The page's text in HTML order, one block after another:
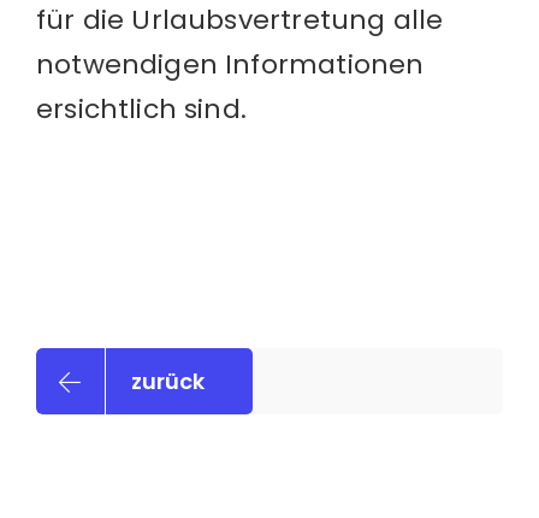
für die Urlaubsvertretung alle
notwendigen Informationen
ersichtlich sind.
zurück